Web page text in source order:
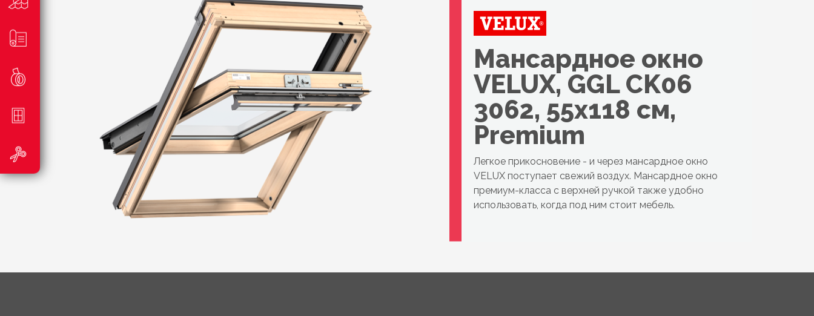
Мансардное окно
VELUX, GGL CK06
3062, 55x118 см,
Premium
Легкое прикосновение - и через мансардное окно
VELUX поступает свежий воздух. Мансардное окно
премиум-класса с верхней ручкой также удобно
использовать, когда под ним стоит мебель.